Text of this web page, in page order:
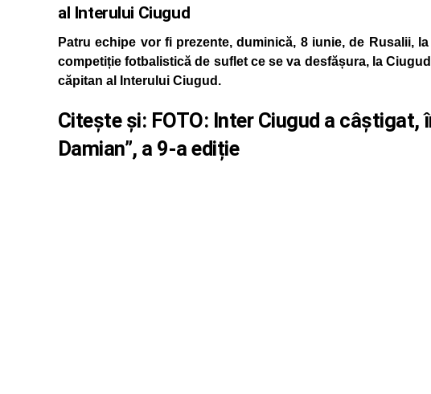
al Interului Ciugud
Patru echipe vor fi prezente, duminică, 8 iunie, de Rusalii,
competiție fotbalistică de suflet ce se va desfășura, la
căpitan al Interului Ciugud.
Citește și: FOTO: Inter Ciugud a câștigat,
Damian”, a 9-a ediție